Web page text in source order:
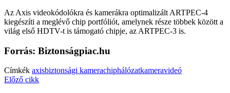
Az Axis videokódolókra és kamerákra optimalizált ARTPEC-4
kiegészíti a meglévő chip portfóliót, amelynek része többek között a
világ első HDTV-t is támogató chipje, az ARTPEC-3 is.
Forrás: Biztonságpiac.hu
Címkék axisbiztonsági kamerachiphálózatkameravideó
Előző cikk